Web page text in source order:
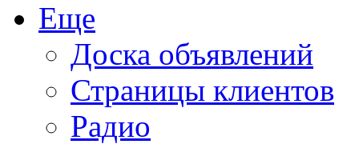
Еще
Доска объявлений
Страницы клиентов
Радио